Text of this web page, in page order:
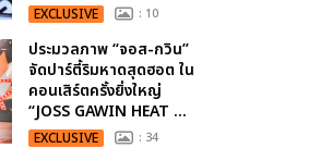
EXCLUSIVE : 10
ประมวลภาพ “จอส-กวิน”
จัดปาร์ตี้ริมหาดสุดฮอต ใน
คอนเสิร์ตครั้งยิ่งใหญ่
“JOSS GAWIN HEAT ...
EXCLUSIVE : 34